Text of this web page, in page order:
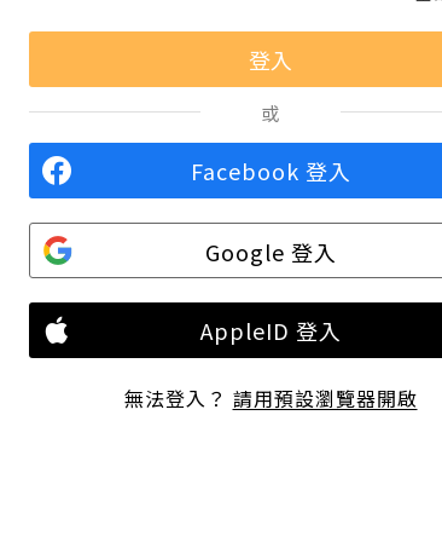
或
Facebook 登入
Google 登入
AppleID 登入
無法登入？ 請用預設瀏覽器開啟